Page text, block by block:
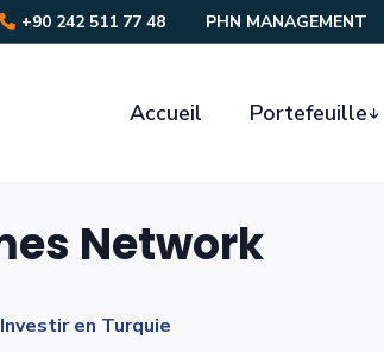
+90 242 511 77 48 PHN MANAGEMENT
Accueil Portefeuille
Network
Investir en Turquie